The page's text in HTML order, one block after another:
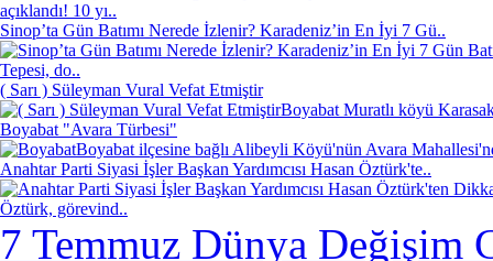
açıklandı! 10 yı..
Sinop’ta Gün Batımı Nerede İzlenir? Karadeniz’in En İyi 7 Gü..
Tepesi, do..
( Sarı ) Süleyman Vural Vefat Etmiştir
Boyabat Muratlı köyü
Boyabat "Avara Türbesi"
Boyabat ilçesine bağlı Alibeyli Köyü'nün Avara
Anahtar Parti Siyasi İşler Başkan Yardımcısı Hasan Öztürk'te..
Öztürk, görevind..
7 Temmuz Dünya Değişim